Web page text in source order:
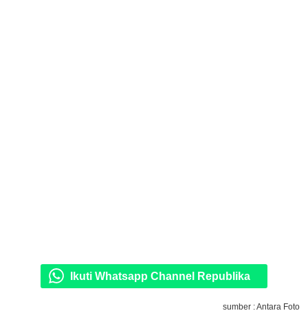
Ikuti Whatsapp Channel Republika
sumber : Antara Foto